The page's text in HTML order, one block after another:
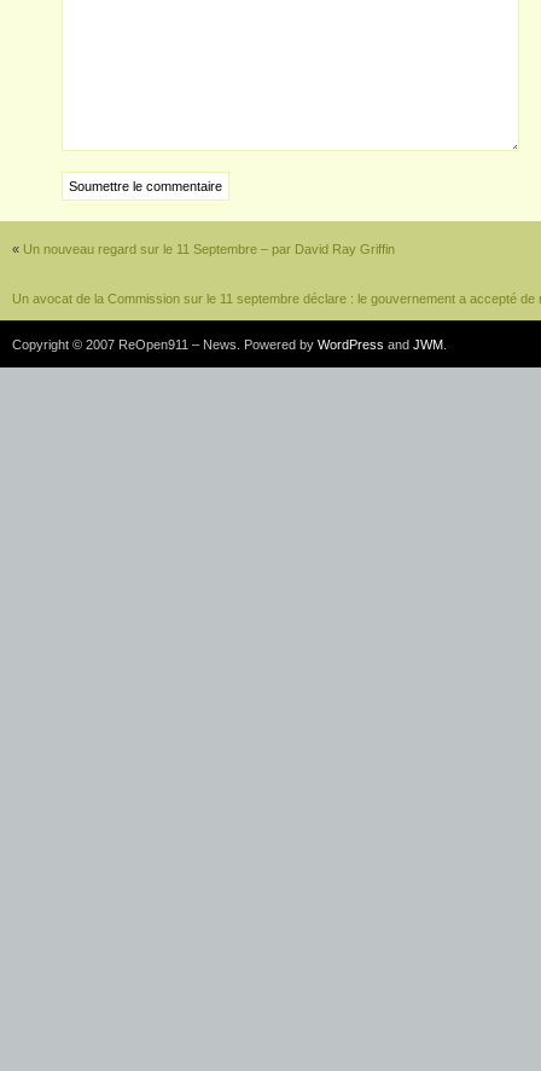
« Un nouveau regard sur le 11 Septembre – par David Ray Griffin
Un avocat de la Commission sur le 11 septembre déclare : le gouvernement a accepté de
Copyright © 2007 ReOpen911 – News. Powered by WordPress and JWM